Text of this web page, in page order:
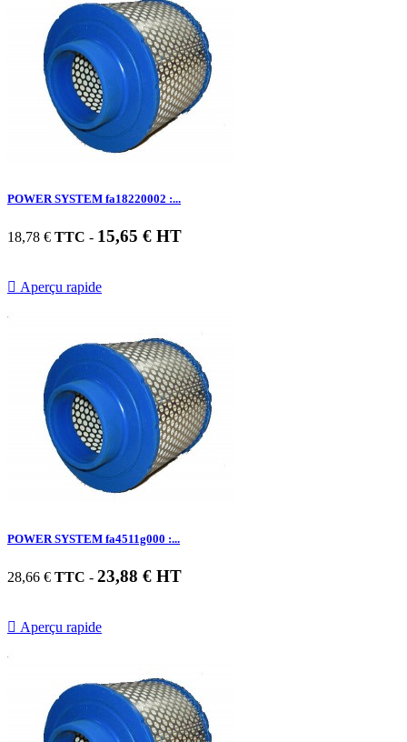
POWER SYSTEM fa18220002 :...
18,78 € TTC - 15,65 € HT
 Aperçu rapide
POWER SYSTEM fa4511g000 :...
28,66 € TTC - 23,88 € HT
 Aperçu rapide